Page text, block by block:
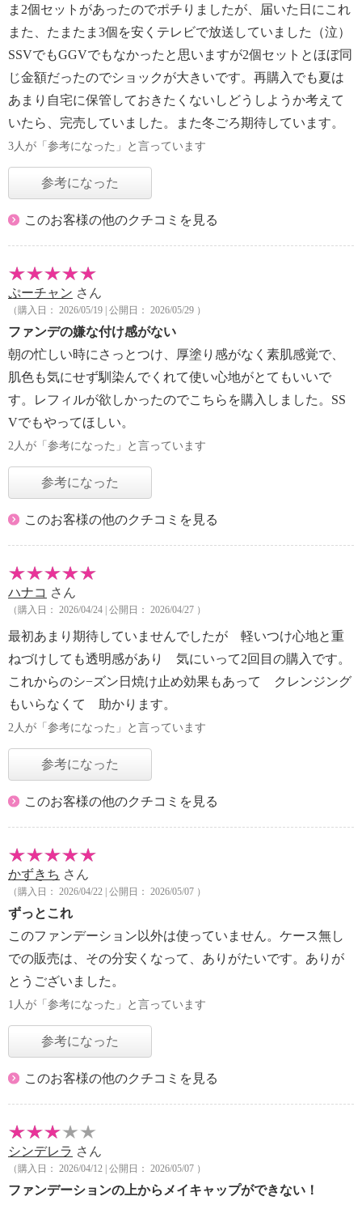
ま2個セットがあったのでポチりましたが、届いた日にこれ
また、たまたま3個を安くテレビで放送していました（泣）
SSVでもGGVでもなかったと思いますが2個セットとほぼ同
じ金額だったのでショックが大きいです。再購入でも夏は
あまり自宅に保管しておきたくないしどうしようか考えて
いたら、完売していました。また冬ごろ期待しています。
3人が「参考になった」と言っています
参考になった
このお客様の他のクチコミを見る
ぷーチャン さん
（購入日： 2026/05/19 | 公開日： 2026/05/29 ）
ファンデの嫌な付け感がない
朝の忙しい時にさっとつけ、厚塗り感がなく素肌感覚で、
肌色も気にせず馴染んでくれて使い心地がとてもいいで
す。レフィルが欲しかったのでこちらを購入しました。SS
Vでもやってほしい。
2人が「参考になった」と言っています
参考になった
このお客様の他のクチコミを見る
ハナコ さん
（購入日： 2026/04/24 | 公開日： 2026/04/27 ）
最初あまり期待していませんでしたが 軽いつけ心地と重
ねづけしても透明感があり 気にいって2回目の購入です。
これからのシ−ズン日焼け止め効果もあって クレンジング
もいらなくて 助かります。
2人が「参考になった」と言っています
参考になった
このお客様の他のクチコミを見る
かずきち さん
（購入日： 2026/04/22 | 公開日： 2026/05/07 ）
ずっとこれ
このファンデーション以外は使っていません。ケース無し
での販売は、その分安くなって、ありがたいです。ありが
とうございました。
1人が「参考になった」と言っています
参考になった
このお客様の他のクチコミを見る
シンデレラ さん
（購入日： 2026/04/12 | 公開日： 2026/05/07 ）
ファンデーションの上からメイキャップができない！